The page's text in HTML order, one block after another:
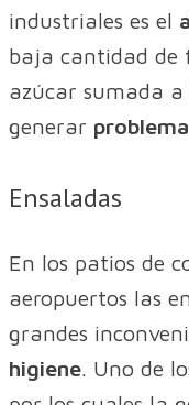
industriales es el
baja cantidad de
azúcar sumada
generar
Ensaladas
En los patios de
aeropuertos las
grandes
higiene. Uno de